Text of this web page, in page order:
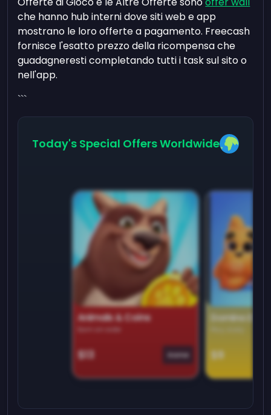
che hanno hub interni dove siti web e app
mostrano le loro offerte a pagamento. Freecash
fornisce l'esatto prezzo della ricompensa che
guadagneresti completando tutti i task sul sito o
nell'app.
```
Today's Special Offers Worldwide
Animals & Coins
Earn on side
$13 Game
Domino
$9